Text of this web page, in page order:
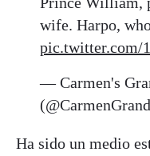
wife. Harpo,
pic.twitter.com/
— Carmen's
Ha sido un medio